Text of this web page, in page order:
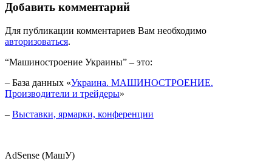
Добавить комментарий
Для публикации комментариев Вам необходимо
авторизоваться.
“Машиностроение Украины” – это:
– База данных «Украина. МАШИНОСТРОЕНИЕ.
Производители и трейдеры»
– Выставки, ярмарки, конференции
AdSense (МашУ)